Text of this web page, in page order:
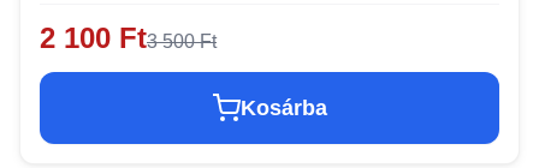
2 100 Ft3 500 Ft
Kosárba